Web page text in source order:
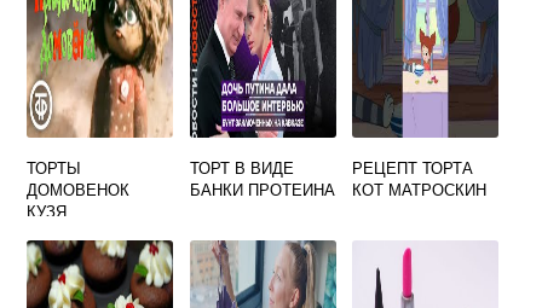
ТОРТЫ
ДОМОВЕНОК
КУЗЯ
ТОРТ В ВИДЕ
БАНКИ ПРОТЕИНА
РЕЦЕПТ ТОРТА
КОТ МАТРОСКИН